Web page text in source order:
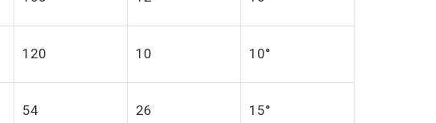
120 10 10°
54 26 15°